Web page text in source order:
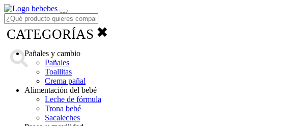
Menú
CATEGORÍAS ✖
Pañales y cambio
Pañales
Toallitas
Crema pañal
Alimentación del bebé
Leche de fórmula
Trona bebé
Sacaleches